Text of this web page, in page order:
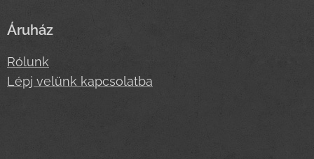
Áruház
Rólunk
Lépj velünk kapcsolatba